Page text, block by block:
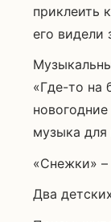
приклеить
его видели
«Где-то на
музыка для
«Снежки» –
Два